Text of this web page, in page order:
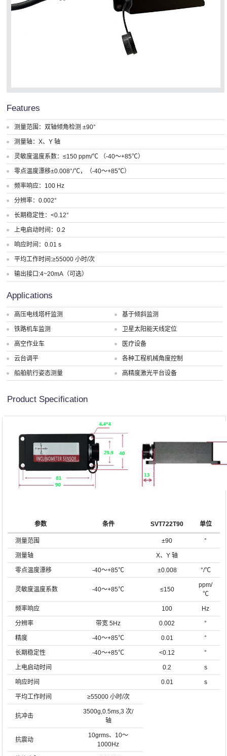
Features
测量范围：双轴倾角检测 ±90°
测量轴：X、Y 轴
灵敏度温度系数：≤150 ppm/℃ （-40～+85℃）
零点温度漂移±0.008°/℃，（-40～+85℃）
频率响应：100 Hz
分辨率：0.002°
长期稳定性：<0.12°
上电启动时间：0.2
响应时间：0.01 s
平均工作时间:≥55000 小时/次
输出接口:4~20mA（可选）
Applications
高压电线塔杆监测
铁路机车监测
高空作业车
云台调平
船舶航行姿态测量
基于倾斜监测
卫星太阳能天线定位
医疗设备
各种工程机械角度控制
高精度激光平台设备
Product Specification
参数 条件 SVT722T90 单位
测量范围 ±90 °
测量轴 X、Y 轴
零点温度漂移 -40～+85℃ ±0.008 °/℃
灵敏度温度系数 -40～+85℃ ≤150
ppm/
℃
频率响应 100 Hz
分辨率 带宽 5Hz 0.002 °
精度 -40～+85℃ 0.01 °
长期稳定性 -40～+85℃ <0.12 °
上电启动时间 0.2 s
响应时间 0.01 s
平均工作时间 ≥55000 小时/次
抗冲击
3500g,0.5ms,3 次/
轴
抗震动
10grms、10～
1000Hz